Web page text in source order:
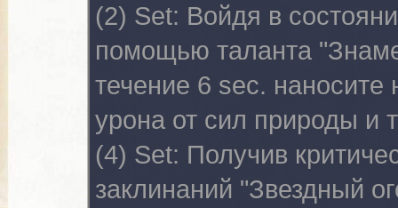
(2) Set: Войдя в
помощью таланта
течение 6 sec.
урона от сил природы и
(4) Set: Получив
заклинаний "Звездный